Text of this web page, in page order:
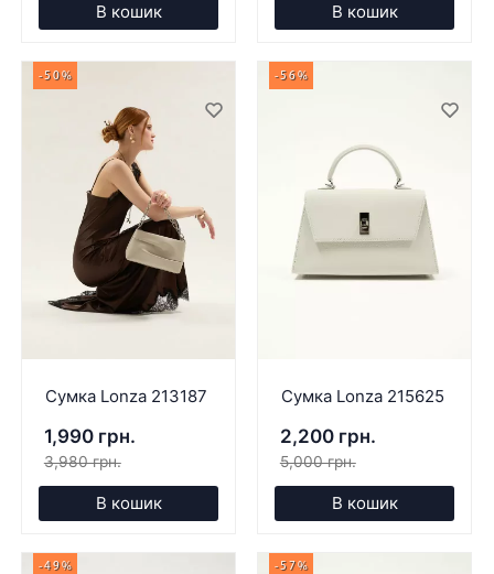
В кошик В кошик
-50%
Сумка Lonza 213187
1,990 грн.
3,980 грн.
В кошик
-56%
Сумка Lonza 215625
2,200 грн.
5,000 грн.
В кошик
-49% -57%